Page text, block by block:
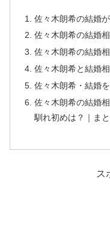
佐々木朗希の結婚
佐々木朗希の結婚
佐々木朗希の結婚
佐々木朗希と結婚
佐々木朗希・結婚
佐々木朗希の結婚
馴れ初めは？｜ま
ス